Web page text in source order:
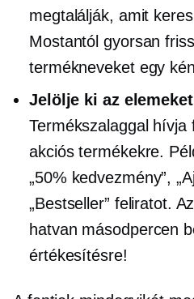
megtalálják, amit
Mostantól gyorsan
termékneveket egy
Jelölje ki az
Termékszalaggal hívja
akciós termékekre.
„50% kedvezmény”,
„Bestseller” feliratot.
hatvan másodpercen
értékesítésre!